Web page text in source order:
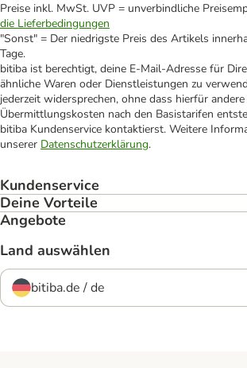
Preise inkl. MwSt. UVP = unverbindliche
die Lieferbedingungen
"Sonst" = Der niedrigste Preis des Artikels
Tage.
bitiba ist berechtigt, deine E-Mail-Adresse für
ähnliche Waren oder Dienstleistungen zu
jederzeit widersprechen, ohne dass hierfür
Übermittlungskosten nach den Basistarifen
bitiba Kundenservice kontaktierst. Weitere
unserer Datenschutzerklärung.
Kundenservice
Deine Vorteile
Angebote
Land auswählen
bitiba.de / de